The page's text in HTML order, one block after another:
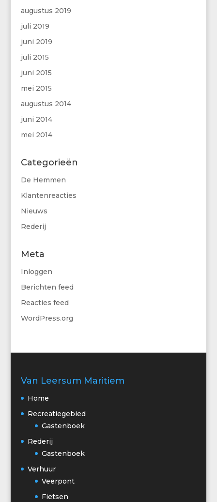
augustus 2019
juli 2019
juni 2019
juli 2015
juni 2015
mei 2015
augustus 2014
juni 2014
mei 2014
Categorieën
De Hemmen
Klantenreacties
Nieuws
Rederij
Meta
Inloggen
Berichten feed
Reacties feed
WordPress.org
Van Leersum Maritiem
Home
Recreatiegebied
Gastenboek
Rederij
Gastenboek
Verhuur
Veerpont
Fietsen